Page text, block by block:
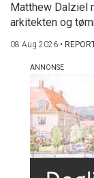
Matthew Dalziel
arkitekten og
08 Aug 2026 •